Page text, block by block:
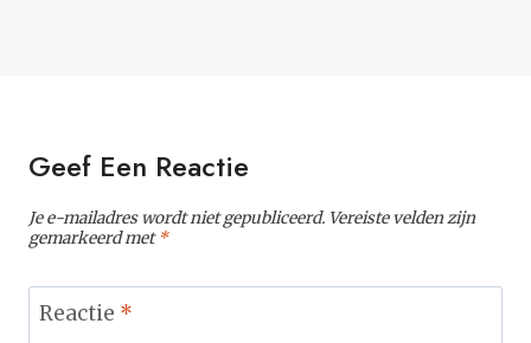
Geef Een Reactie
Je e-mailadres wordt niet gepubliceerd. Vereiste velden zijn
gemarkeerd met*
Reactie *